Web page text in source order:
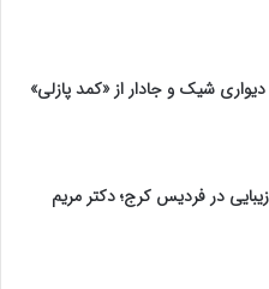
شیک و جادار از «کمد پازلی»
در فردیس کرج؛ دکتر مریم